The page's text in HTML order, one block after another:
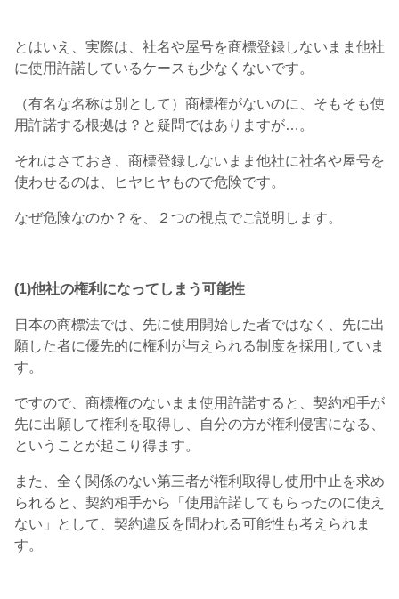
とはいえ、実際は、社名や屋号を商標登録しないまま他社
に使用許諾しているケースも少なくないです。
（有名な名称は別として）商標権がないのに、そもそも使
用許諾する根拠は？と疑問ではありますが…。
それはさておき、商標登録しないまま他社に社名や屋号を
使わせるのは、ヒヤヒヤもので危険です。
なぜ危険なのか？を、２つの視点でご説明します。
(1)他社の権利になってしまう可能性
日本の商標法では、先に使用開始した者ではなく、先に出
願した者に優先的に権利が与えられる制度を採用していま
す。
ですので、商標権のないまま使用許諾すると、契約相手が
先に出願して権利を取得し、自分の方が権利侵害になる、
ということが起こり得ます。
また、全く関係のない第三者が権利取得し使用中止を求め
られると、契約相手から「使用許諾してもらったのに使え
ない」として、契約違反を問われる可能性も考えられま
す。